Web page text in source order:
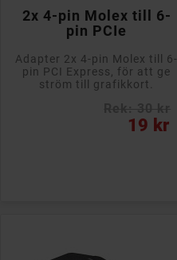
2x 4-pin Molex till 6-
pin PCIe
Adapter 2x 4-pin Molex till 6-
pin PCI Express, för att ge
ström till grafikkort.
19 kr